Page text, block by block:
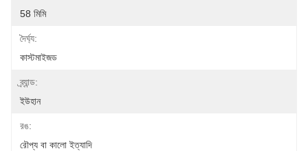
58 মিমি
দৈর্ঘ্য:
কাস্টমাইজড
ব্র্যান্ড:
ইউহান
রঙ:
রৌপ্য বা কালো ইত্যাদি